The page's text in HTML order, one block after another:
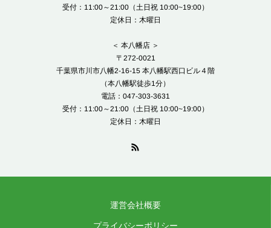
受付：11:00～21:00（土日祝 10:00~19:00）
定休日：木曜日
＜ 本八幡店 ＞
〒272-0021
千葉県市川市八幡2-16-15 本八幡駅西口ビル４階
（本八幡駅徒歩1分）
電話：047-303-3631
受付：11:00～21:00（土日祝 10:00~19:00）
定休日：木曜日
運営会社概要
プライバシーポリシー